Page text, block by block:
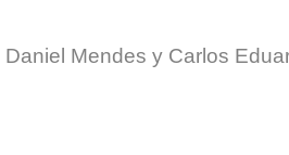
Mendes y Carlos